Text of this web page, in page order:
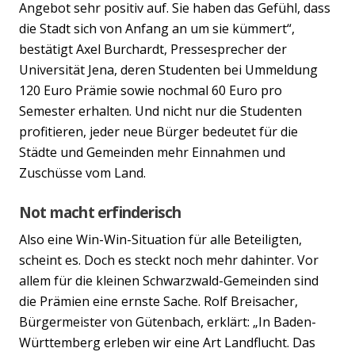
Angebot sehr positiv auf. Sie haben das Gefühl, dass
die Stadt sich von Anfang an um sie kümmert“,
bestätigt Axel Burchardt, Pressesprecher der
Universität Jena, deren Studenten bei Ummeldung
120 Euro Prämie sowie nochmal 60 Euro pro
Semester erhalten. Und nicht nur die Studenten
profitieren, jeder neue Bürger bedeutet für die
Städte und Gemeinden mehr Einnahmen und
Zuschüsse vom Land.
Not macht erfinderisch
Also eine Win-Win-Situation für alle Beteiligten,
scheint es. Doch es steckt noch mehr dahinter. Vor
allem für die kleinen Schwarzwald-Gemeinden sind
die Prämien eine ernste Sache. Rolf Breisacher,
Bürgermeister von Gütenbach, erklärt: „In Baden-
Württemberg erleben wir eine Art Landflucht. Das